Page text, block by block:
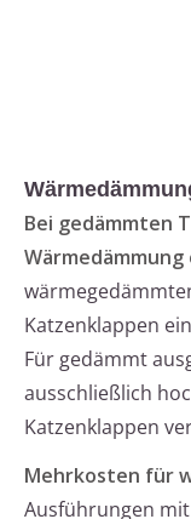
Bei gedämmten
Katzenklappen
Für gedämmt
ausschließlich
Katzenklappen
Mehrkosten für
Ausführungen